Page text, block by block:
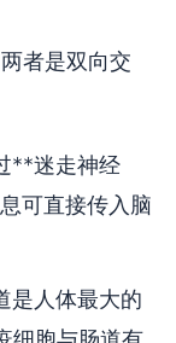
者是双向交
**迷走神经
可直接传入脑
是人体最大的